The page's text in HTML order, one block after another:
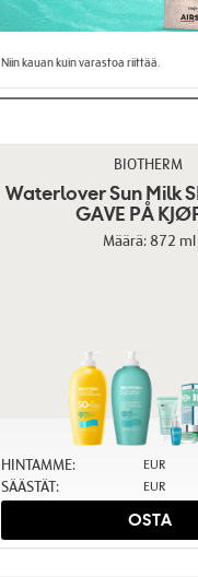
Niin kauan kuin varastoa riittää.
BIOTHERM
Waterlover Sun Milk
GAVE PÅ
Määrä: 872 ml
HINTAMME: EUR
SÄÄSTÄT: EUR
OSTA